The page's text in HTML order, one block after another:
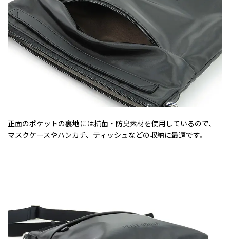
正面のポケットの裏地には抗菌・防臭素材を使用しているので、
マスクケースやハンカチ、ティッシュなどの収納に最適です。